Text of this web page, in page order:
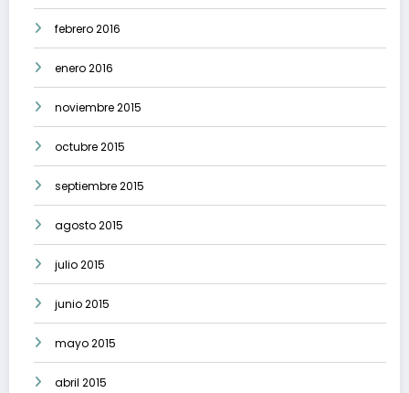
febrero 2016
enero 2016
noviembre 2015
octubre 2015
septiembre 2015
agosto 2015
julio 2015
junio 2015
mayo 2015
abril 2015